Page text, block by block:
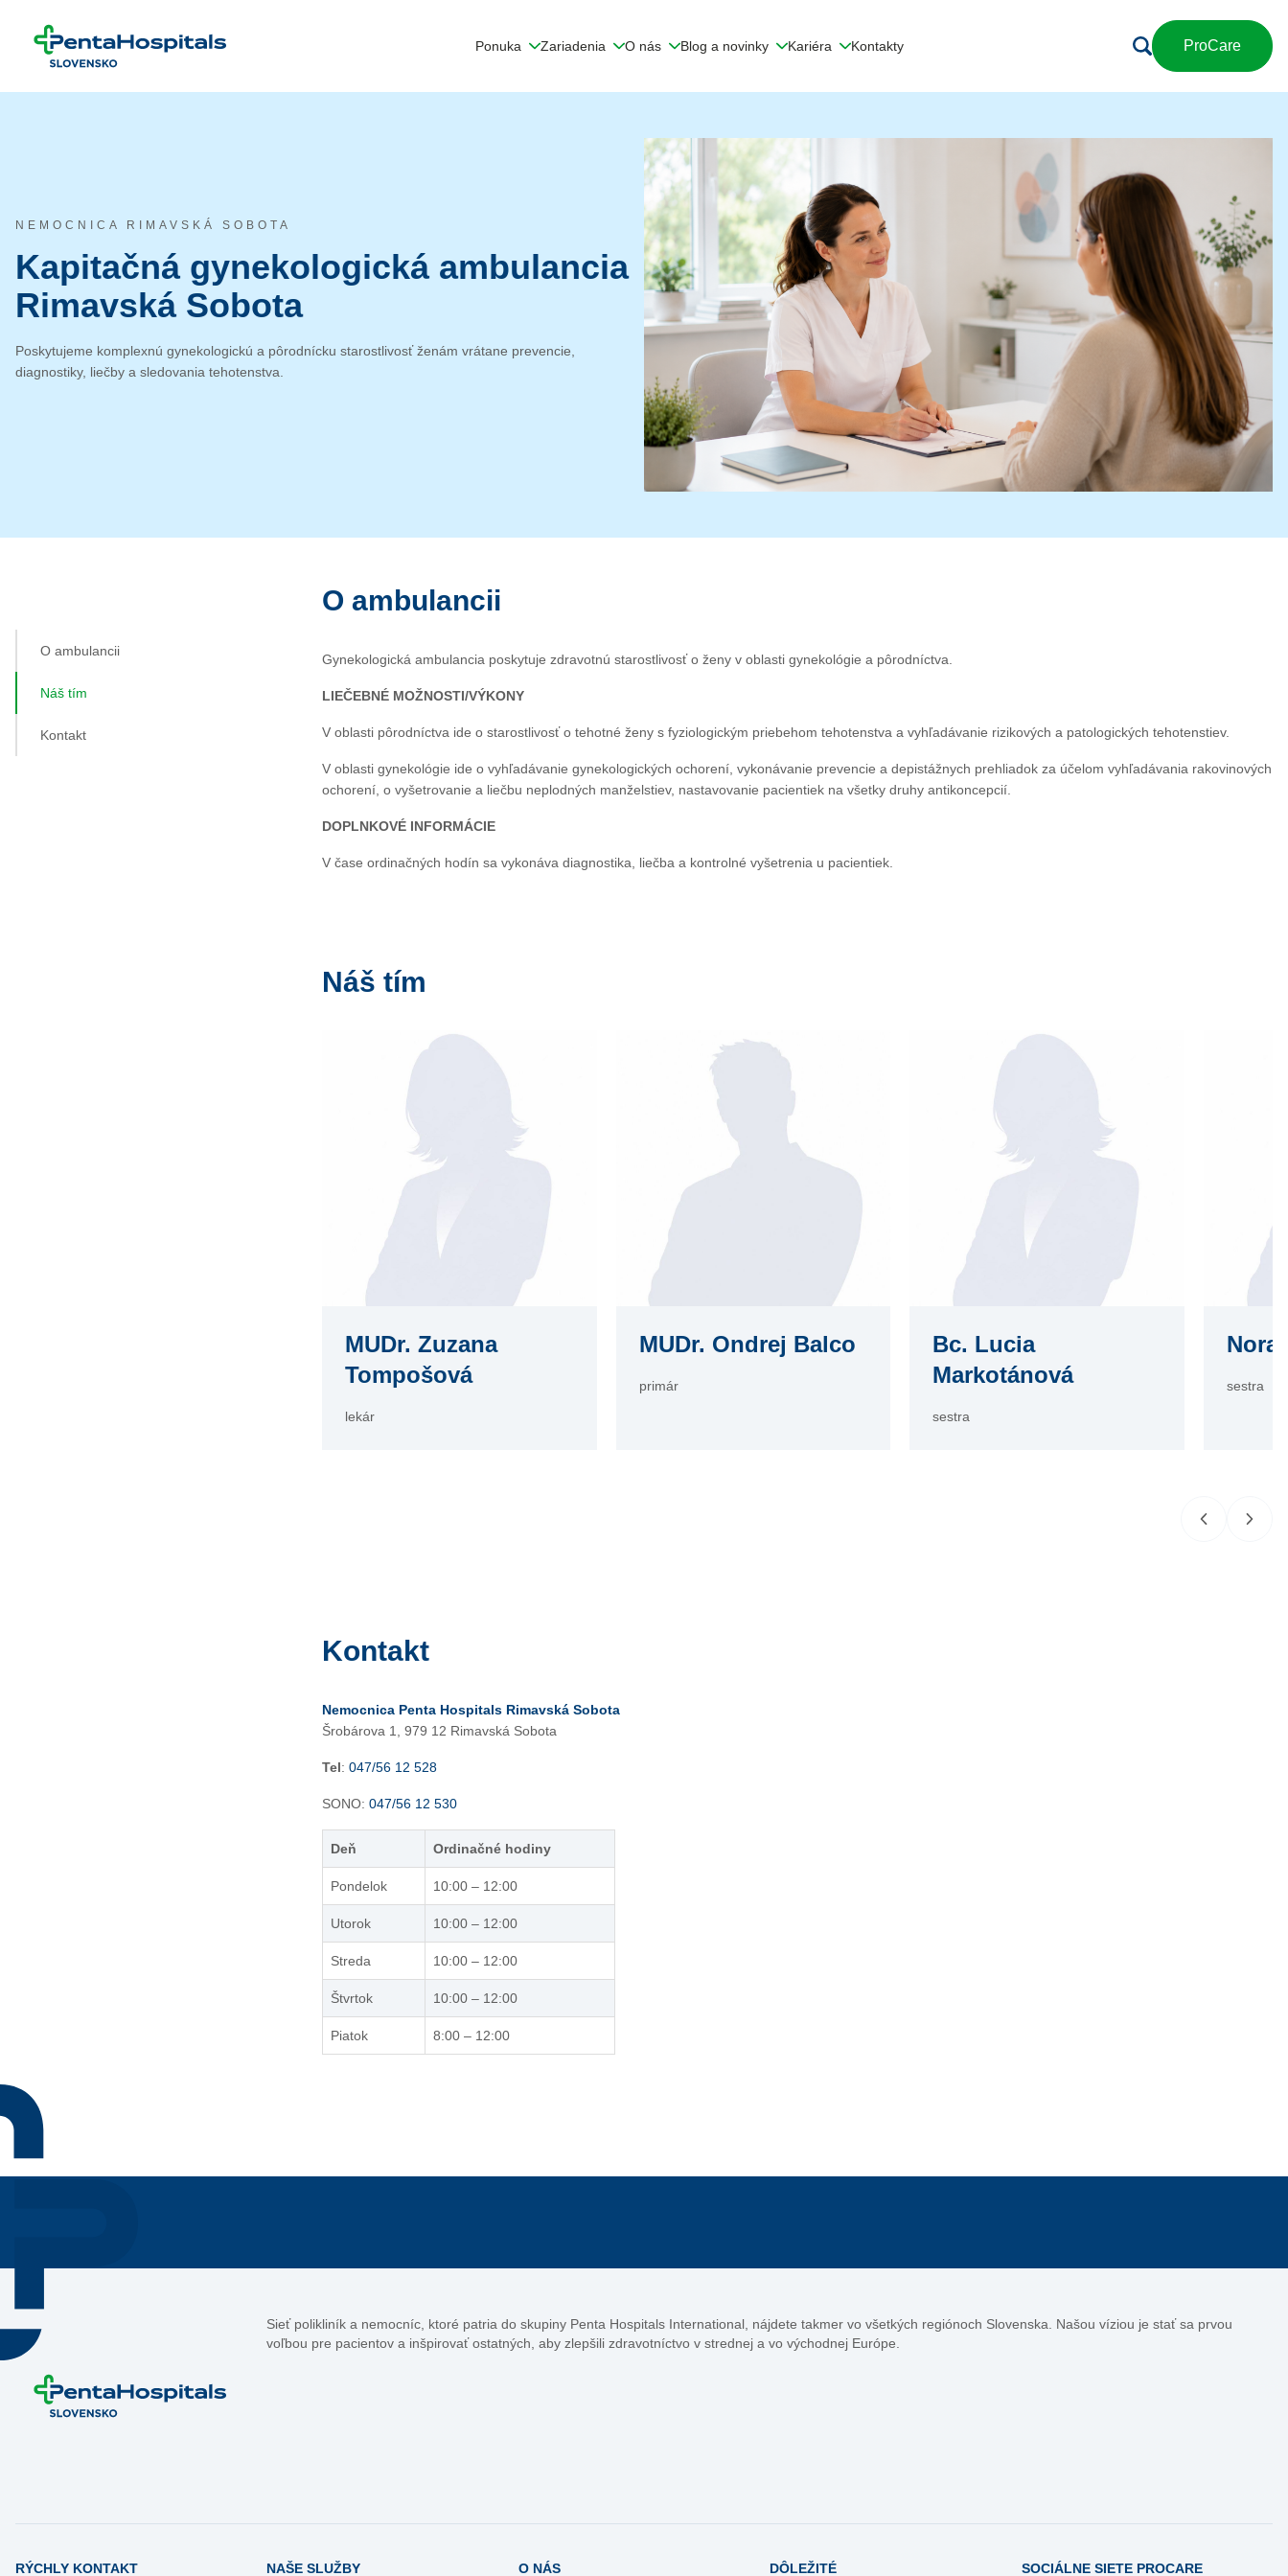
Ponuka Zariadenia O nás Blog a novinky Kariéra Kontakty ProCare
O ambulancii
Náš tím
Kontakt
NEMOCNICA RIMAVSKÁ SOBOTA
Kapitačná gynekologická ambulancia
Rimavská Sobota
Poskytujeme komplexnú gynekologickú a pôrodnícku starostlivosť ženám vrátane prevencie,
diagnostiky, liečby a sledovania tehotenstva.
O ambulancii
Gynekologická ambulancia poskytuje zdravotnú starostlivosť o ženy v oblasti gynekológie a pôrodníctva.
LIEČEBNÉ MOŽNOSTI/VÝKONY
V oblasti pôrodníctva ide o starostlivosť o tehotné ženy s fyziologickým priebehom tehotenstva a vyhľadávanie rizikových a patologických tehotenstiev.
V oblasti gynekológie ide o vyhľadávanie gynekologických ochorení, vykonávanie prevencie a depistážnych prehliadok za účelom vyhľadávania rakovinových
ochorení, o vyšetrovanie a liečbu neplodných manželstiev, nastavovanie pacientiek na všetky druhy antikoncepcií.
DOPLNKOVÉ INFORMÁCIE
V čase ordinačných hodín sa vykonáva diagnostika, liečba a kontrolné vyšetrenia u pacientiek.
Náš tím
MUDr. Zuzana
Tompošová
lekár
MUDr. Ondrej Balco
primár
Bc. Lucia
Markotánová
sestra
Nora
sestra
Kontakt
Nemocnica Penta Hospitals Rimavská Sobota
Šrobárova 1, 979 12 Rimavská Sobota
Tel: 047/56 12 528
SONO: 047/56 12 530
Deň Ordinačné hodiny
Pondelok 10:00 – 12:00
Utorok 10:00 – 12:00
Streda 10:00 – 12:00
Štvrtok 10:00 – 12:00
Piatok 8:00 – 12:00
Sieť polikliník a nemocníc, ktoré patria do skupiny Penta Hospitals International, nájdete takmer vo všetkých regiónoch Slovenska. Našou víziou je stať sa prvou
voľbou pre pacientov a inšpirovať ostatných, aby zlepšili zdravotníctvo v strednej a vo východnej Európe.
RÝCHLY KONTAKT NAŠE SLUŽBY O NÁS DÔLEŽITÉ SOCIÁLNE SIETE PROCARE